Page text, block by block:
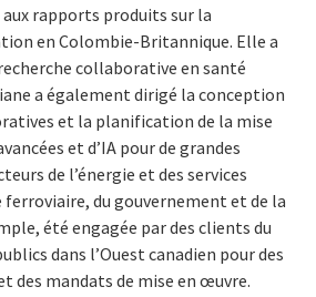
aux rapports produits sur la
en Colombie-Britannique. Elle a
collaborative en santé
a également dirigé la conception
et la planification de la mise
et d’IA pour de grandes
de l’énergie et des services
ferroviaire, du gouvernement et de la
été engagée par des clients du
dans l’Ouest canadien pour des
des mandats de mise en œuvre.